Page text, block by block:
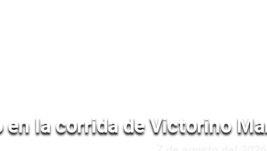
en la corrida de Victorino